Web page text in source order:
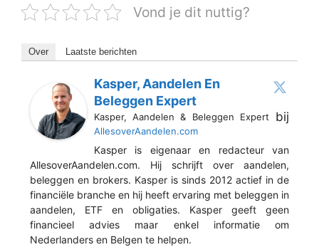
Vond je dit nuttig?
Over Laatste berichten
Kasper, Aandelen En
Beleggen Expert
Kasper, Aandelen & Beleggen Expert bij
AllesoverAandelen.com
Kasper is eigenaar en redacteur van
AllesoverAandelen.com. Hij schrijft over aandelen,
beleggen en brokers. Kasper is sinds 2012 actief in de
financiële branche en hij heeft ervaring met beleggen in
aandelen, ETF en obligaties. Kasper geeft geen
financieel advies maar enkel informatie om
Nederlanders en Belgen te helpen.